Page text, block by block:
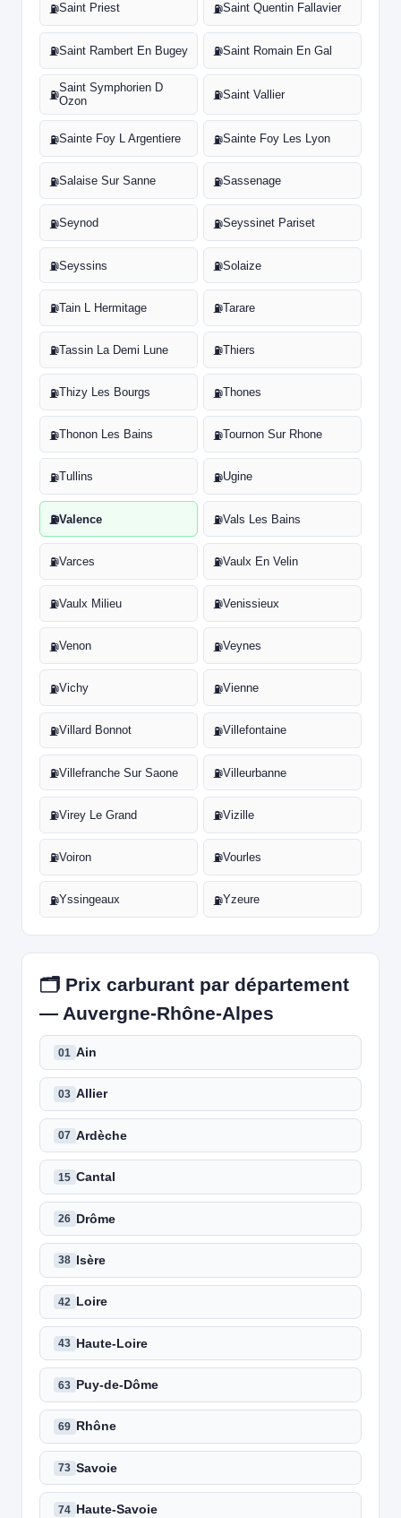
⛽Saint Priest ⛽Saint Quentin Fallavier
⛽Saint Rambert En Bugey ⛽Saint Romain En Gal
⛽
Saint Symphorien D
Ozon
⛽Saint Vallier
⛽Sainte Foy L Argentiere ⛽Sainte Foy Les Lyon
⛽Salaise Sur Sanne ⛽Sassenage
⛽Seynod ⛽Seyssinet Pariset
⛽Seyssins ⛽Solaize
⛽Tain L Hermitage ⛽Tarare
⛽Tassin La Demi Lune ⛽Thiers
⛽Thizy Les Bourgs ⛽Thones
⛽Thonon Les Bains ⛽Tournon Sur Rhone
⛽Tullins ⛽Ugine
⛽Valence ⛽Vals Les Bains
⛽Varces ⛽Vaulx En Velin
⛽Vaulx Milieu ⛽Venissieux
⛽Venon ⛽Veynes
⛽Vichy ⛽Vienne
⛽Villard Bonnot ⛽Villefontaine
⛽Villefranche Sur Saone ⛽Villeurbanne
⛽Virey Le Grand ⛽Vizille
⛽Voiron ⛽Vourles
⛽Yssingeaux ⛽Yzeure
🗂️ Prix carburant par département
— Auvergne-Rhône-Alpes
01 Ain
03 Allier
07 Ardèche
15 Cantal
26 Drôme
38 Isère
42 Loire
43 Haute-Loire
63 Puy-de-Dôme
69 Rhône
73 Savoie
74 Haute-Savoie